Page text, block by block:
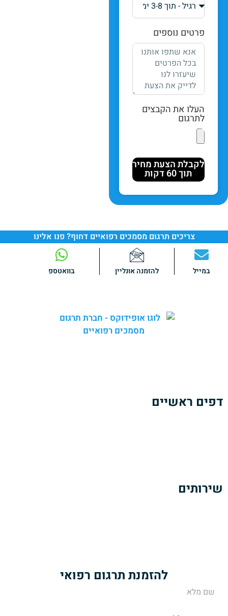
פרטים נוספים
העלו את הקבצים
לתרגום
לקבלת הצעת מחיר
תוך 60 דקות
צריכים תרגום מסמכים רפואיים דחוף? פנו אלינו
במייל להזמנה אונליין בוואטספ
דפים ראשיים
שירותים
להזמנת תרגום רפואי